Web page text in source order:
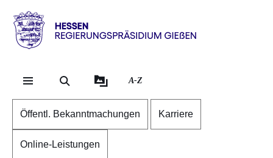
Direkt zum Kopf der
Direkt zum Inhalt
Direkt zum Fuß der
Hessen
RP
A-Z
Öffentl. Bekanntmachungen Karriere
Online-Leistungen